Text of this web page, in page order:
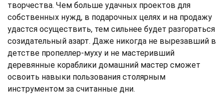
творчества. Чем больше удачных проектов для
собственных нужд, в подарочных целях и на продажу
удастся осуществить, тем сильнее будет разгораться
созидательный азарт. Даже никогда не вырезавший в
детстве пропеллер-муху и не мастеривший
деревянные кораблики домашний мастер сможет
освоить навыки пользования столярным
инструментом за считанные дни.